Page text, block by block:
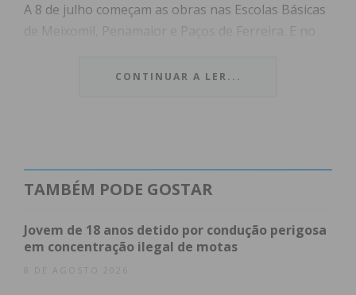
A 8 de julho começam as obras nas Escolas Básicas
de Meixomil, Penamaior e Paços de Ferreira. E no
de Freamunde, Carvalhosa e Ferreira.
total, 546 vagas nestas 13 creches e berçários que
irão nascer nas diversas Escolas Básicas do
concelho.
CONTINUAR A LER...
TAMBÉM PODE GOSTAR
Jovem de 18 anos detido por condução perigosa
em concentração ilegal de motas
8 DE AGOSTO 2026